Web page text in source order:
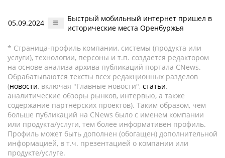
05.09.2024
Быстрый мобильный интернет пришел в
исторические места Оренбуржья
* Страница-профиль компании, системы (продукта или
услуги), технологии, персоны и т.п. создается редактором
на основе анализа архива публикаций портала CNews.
Обрабатываются тексты всех редакционных разделов
(новости, включая "Главные новости", статьи,
аналитические обзоры рынков, интервью, а также
содержание партнёрских проектов). Таким образом, чем
больше публикаций на CNews было с именем компании
или продукта/услуги, тем более информативен профиль.
Профиль может быть дополнен (обогащен) дополнительной
информацией, в т.ч. презентацией о компании или
продукте/услуге.